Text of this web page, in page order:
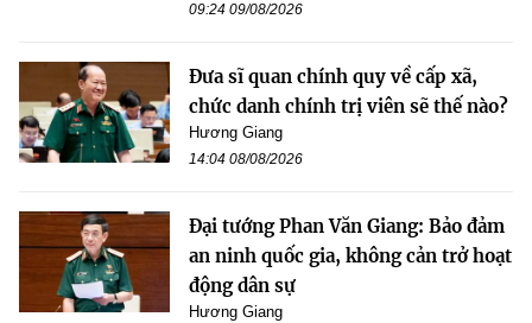
09:24 09/08/2026
Đưa sĩ quan chính quy về cấp xã,
chức danh chính trị viên sẽ thế nào?
Hương Giang
14:04 08/08/2026
Đại tướng Phan Văn Giang: Bảo đảm
an ninh quốc gia, không cản trở hoạt
động dân sự
Hương Giang